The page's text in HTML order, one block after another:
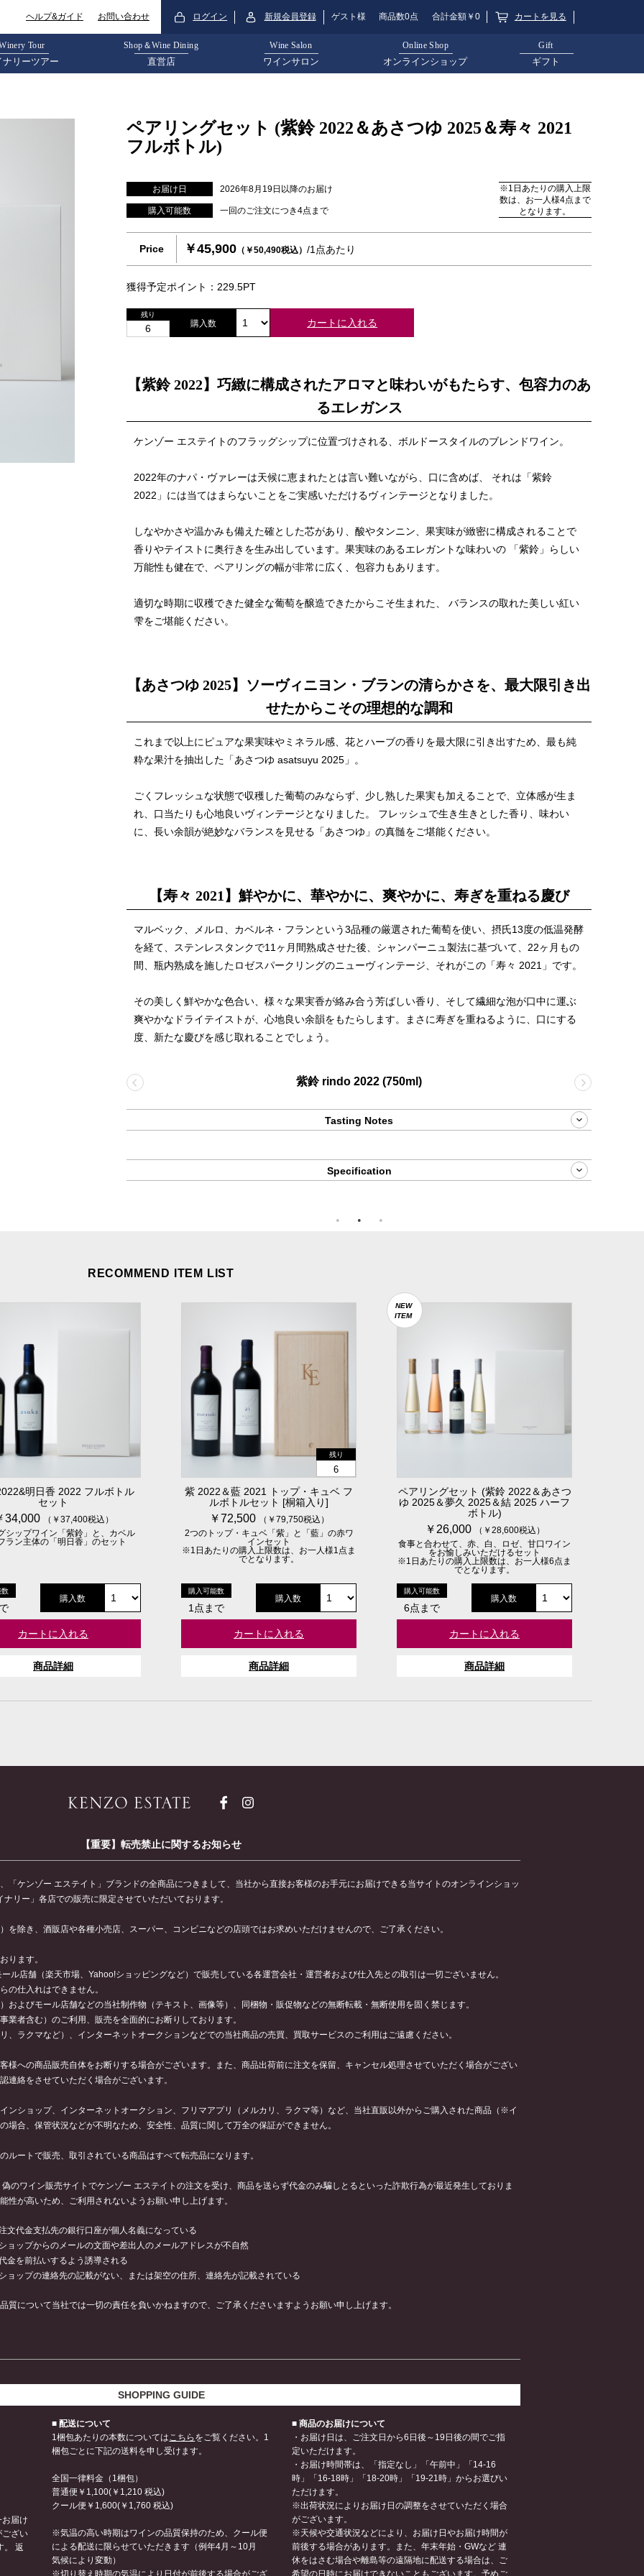
ヘルプ&ガイド お問い合わせ ログイン 新規会員登録 ゲスト様 商品数0点 合計金額￥0 カートを見る
Tour
ナリーツアー
Shop＆Wine Dining
直営店
Wine Salon
ワインサロン
Online Shop
オンラインショップ
Gift
ギフト
ペアリングセット (紫鈴 2022＆あさつゆ 2025＆寿々 2021
フルボトル)
お届け日 2026年8月19日以降のお届け
購入可能数 一回のご注文につき4点まで
※1日あたりの購入上限
数は、お一人様4点まで
となります。
Price ￥45,900 （￥50,490税込）/1点あたり
獲得予定ポイント：229.5PT
残り
6 購入数 カートに入れる
【紫鈴 2022】巧緻に構成されたアロマと味わいがもたらす、包容力のあ
るエレガンス
ケンゾー エステイトのフラッグシップに位置づけされる、ボルドースタイルのブレンドワイン。
2022年のナパ・ヴァレーは天候に恵まれたとは言い難いながら、口に含めば、 それは「紫鈴
2022」には当てはまらないことをご実感いただけるヴィンテージとなりました。
しなやかさや温かみも備えた確とした芯があり、酸やタンニン、果実味が緻密に構成されることで
香りやテイストに奥行きを生み出しています。果実味のあるエレガントな味わいの 「紫鈴」らしい
万能性も健在で、ペアリングの幅が非常に広く、包容力もあります。
適切な時期に収穫できた健全な葡萄を醸造できたからこそ生まれた、 バランスの取れた美しい紅い
雫をご堪能ください。
【あさつゆ 2025】ソーヴィニヨン・ブランの清らかさを、最大限引き出
せたからこその理想的な調和
これまで以上にピュアな果実味やミネラル感、花とハーブの香りを最大限に引き出すため、最も純
粋な果汁を抽出した「あさつゆ asatsuyu 2025」。
ごくフレッシュな状態で収穫した葡萄のみならず、少し熟した果実も加えることで、立体感が生ま
れ、口当たりも心地良いヴィンテージとなりました。 フレッシュで生き生きとした香り、味わい
に、長い余韻が絶妙なバランスを見せる「あさつゆ」の真髄をご堪能ください。
【寿々 2021】鮮やかに、華やかに、爽やかに、寿ぎを重ねる慶び
マルベック、メルロ、カベルネ・フランという3品種の厳選された葡萄を使い、摂氏13度の低温発酵
を経て、ステンレスタンクで11ヶ月間熟成させた後、シャンパーニュ製法に基づいて、22ヶ月もの
間、瓶内熟成を施したロゼスパークリングのニューヴィンテージ、それがこの「寿々 2021」です。
その美しく鮮やかな色合い、様々な果実香が絡み合う芳ばしい香り、そして繊細な泡が口中に運ぶ
爽やかなドライテイストが、心地良い余韻をもたらします。まさに寿ぎを重ねるように、口にする
度、新たな慶びを感じ取れることでしょう。
紫鈴 rindo 2022 (750ml)
Tasting Notes
Specification
RECOMMEND ITEM LIST
明日香 2022 フルボトル
セット
34,000
（￥37,400税込）
シップワイン「紫鈴」と、カベル
ラン主体の「明日香」のセット
数
購入数
カートに入れる
商品詳細
残り
6
紫 2022＆藍 2021 トップ・キュベ フ
ルボトルセット [桐箱入り]
￥72,500
（￥79,750税込）
2つのトップ・キュベ「紫」と「藍」の赤ワ
インセット
※1日あたりの購入上限数は、お一人様1点ま
でとなります。
購入可能数
1点まで
購入数
カートに入れる
商品詳細
NEW
ITEM
ペアリングセット (紫鈴 2022＆あさつ
ゆ 2025＆夢久 2025＆結 2025 ハーフ
ボトル)
￥26,000
（￥28,600税込）
食事と合わせて、赤、白、ロゼ、甘口ワイン
をお愉しみいただけるセット
※1日あたりの購入上限数は、お一人様6点ま
でとなります。
購入可能数
6点まで
購入数
カートに入れる
商品詳細
【重要】転売禁止に関するお知らせ
「ケンゾー エステイト」ブランドの全商品につきまして、当社から直接お客様のお手元にお届けできる当サイトのオンラインショッ
リー」各店での販売に限定させていただいております。
を除き、酒販店や各種小売店、スーパー、コンビニなどの店頭ではお求めいただけませんので、ご了承ください。
ります。
ル店舗（楽天市場、Yahoo!ショッピングなど）で販売している各運営会社・運営者および仕入先との取引は一切ございません。
の仕入れはできません。
よびモール店舗などの当社制作物（テキスト、画像等）、同梱物・販促物などの無断転載・無断使用を固く禁じます。
者含む）のご利用、販売を全面的にお断りしております。
ラクマなど）、インターネットオークションなどでの当社商品の売買、買取サービスのご利用はご遠慮ください。
様への商品販売自体をお断りする場合がございます。また、商品出荷前に注文を保留、キャンセル処理させていただく場合がござい
連絡をさせていただく場合がございます。
ンショップ、インターネットオークション、フリマアプリ（メルカリ、ラクマ等）など、当社直販以外からご購入された商品（※イ
場合、保管状況などが不明なため、安全性、品質に関して万全の保証ができません。
ルートで販売、取引されている商品はすべて転売品になります。
のワイン販売サイトでケンゾー エステイトの注文を受け、商品を送らず代金のみ騙しとるといった詐欺行為が最近発生しておりま
が高いため、ご利用されないようお願い申し上げます。
文代金支払先の銀行口座が個人名義になっている
ショップからのメールの文面や差出人のメールアドレスが不自然
金を前払いするよう誘導される
ショップの連絡先の記載がない、または架空の住所、連絡先が記載されている
質について当社では一切の責任を負いかねますので、ご了承くださいますようお願い申し上げます。
SHOPPING GUIDE
届け
ござい
。 返
■ 配送について
1梱包あたりの本数については こちら をご覧ください。1
梱包ごとに下記の送料を申し受けます。
全国一律料金（1梱包）
普通便￥1,100(￥1,210 税込)
クール便￥1,600(￥1,760 税込)
※気温の高い時期はワインの品質保持のため、クール便
による配送に限らせていただきます（例年4月～10月
気候により変動）
※切り替え時期の気温により日付が前後する場合がござ
■ 商品のお届けについて
・お届け日は、ご注文日から6日後～19日後の間でご指
定いただけます。
・お届け時間帯は、「指定なし」「午前中」「14-16
時」「16-18時」「18-20時」「19-21時」からお選びい
ただけます。
※出荷状況によりお届け日の調整をさせていただく場合
がございます。
※天候や交通状況などにより、お届け日やお届け時間が
前後する場合があります。また、年末年始・GWなど 連
休をはさむ場合や離島等の遠隔地に配送する場合は、ご
希望の日時にお届けできないこともございます。予めご